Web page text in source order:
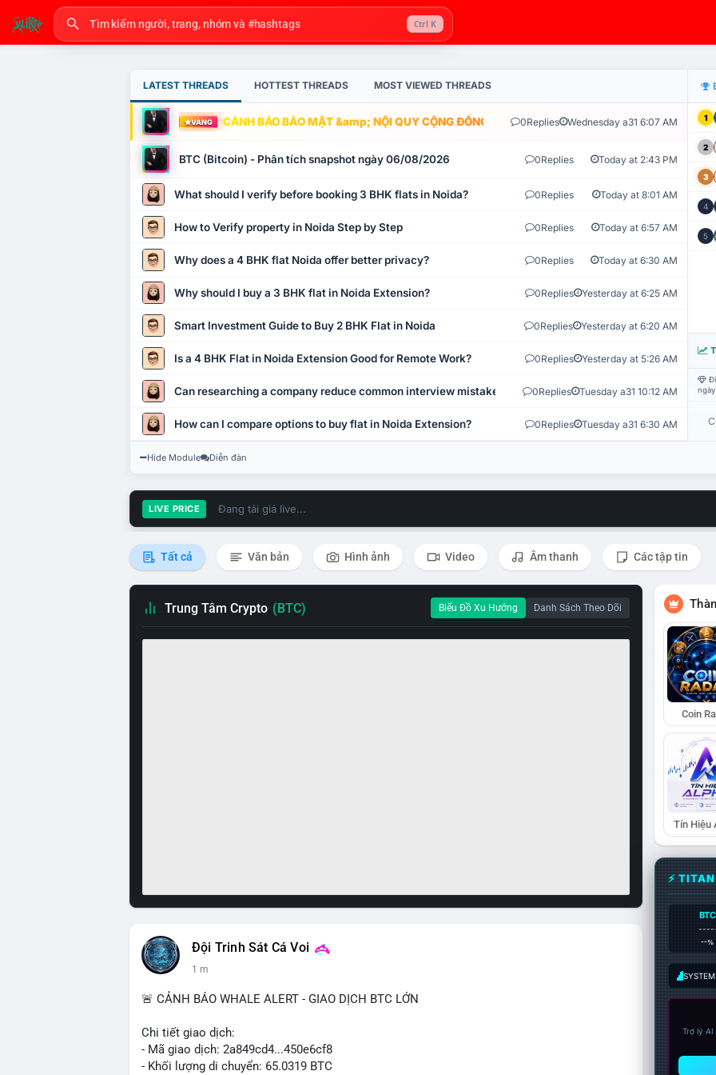
Ctrl K
LATEST THREADS HOTTEST THREADS MOST VIEWED THREADS
VÀNG CẢNH BÁO BẢO MẬT &amp; NỘI QUY CỘNG ĐỒNG VLIKE.VN: HỆ THỐNG GIÁM SÁT TỰ
0Replies Wednesday a31 6:07 AM
BTC (Bitcoin) - Phân tích snapshot ngày 06/08/2026 0Replies Today at 2:43 PM
What should I verify before booking 3 BHK flats in Noida? 0Replies Today at 8:01 AM
How to Verify property in Noida Step by Step 0Replies Today at 6:57 AM
Why does a 4 BHK flat Noida offer better privacy? 0Replies Today at 6:30 AM
Why should I buy a 3 BHK flat in Noida Extension? 0Replies Yesterday at 6:25 AM
Smart Investment Guide to Buy 2 BHK Flat in Noida 0Replies Yesterday at 6:20 AM
Is a 4 BHK Flat in Noida Extension Good for Remote Work? 0Replies Yesterday at 5:26 AM
Can researching a company reduce common interview mistakes? 0Replies Tuesday a31 10:12 AM
How can I compare options to buy flat in Noida Extension? 0Replies Tuesday a31 6:30 AM
1
2
3
4
5
Hide Module Diễn đàn
LIVE PRICE Đang tải giá live...
Tất cả Văn bản Hình ảnh Video Âm thanh Các tập tin
Trung Tâm Crypto (BTC) Biểu Đồ Xu Hướng Danh Sách Theo Dõi
Đội Trinh Sát Cá Voi
1 m
🚨 CẢNH BÁO WHALE ALERT - GIAO DỊCH BTC LỚN
Chi tiết giao dịch:
- Mã giao dịch: 2a849cd4...450e6cf8
- Khối lượng di chuyển: 65.0319 BTC
Coin
Tín Hiệu
⚡
BTC
--%
Trợ lý